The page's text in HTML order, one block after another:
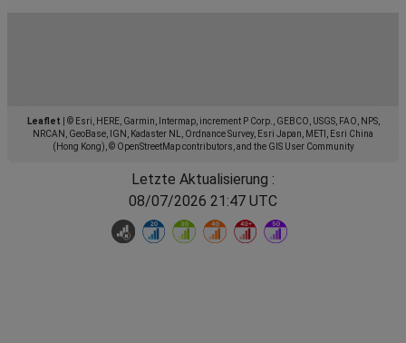
Leaflet
© Esri, HERE, Garmin, Intermap, increment P Corp., GEBCO, USGS, FAO, NPS,
NRCAN, GeoBase, IGN, Kadaster NL, Ordnance Survey, Esri Japan, METI, Esri China
(Hong Kong), © OpenStreetMap contributors, and the GIS User Community
Letzte Aktualisierung :
08/07/2026 21:47 UTC